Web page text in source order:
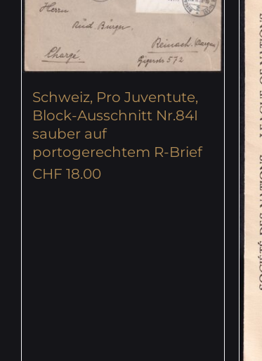
Schweiz, Pro Juventute,
Block-Ausschnitt Nr.84I
sauber auf
portogerechtem R-Brief
CHF 18.00